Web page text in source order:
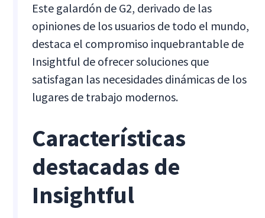
Este galardón de G2, derivado de las
opiniones de los usuarios de todo el mundo,
destaca el compromiso inquebrantable de
Insightful de ofrecer soluciones que
satisfagan las necesidades dinámicas de los
lugares de trabajo modernos.
Características
destacadas de
Insightful